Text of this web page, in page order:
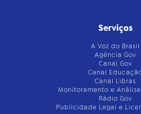
Serviços
A Voz do Brasil
Agência Gov
Canal Gov
Canal
Canal Libras
Monitoramento e
Rádio Gov
Publicidade Legal e